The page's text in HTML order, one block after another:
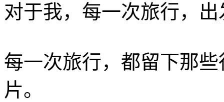
对于我，每一次旅行，
每一次旅行，都留下那
片。